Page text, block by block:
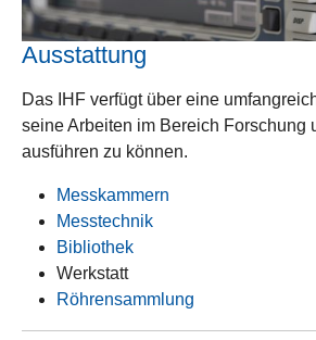
Ausstattung
Das IHF verfügt über eine
seine Arbeiten im Bereich Forschung
ausführen zu können.
Messkammern
Messtechnik
Bibliothek
Werkstatt
Röhrensammlung